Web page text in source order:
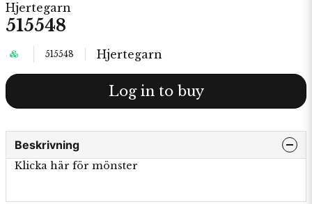
Hjertegarn
515548
515548 Hjertegarn
Log in to buy
Beskrivning
Klicka här för mönster